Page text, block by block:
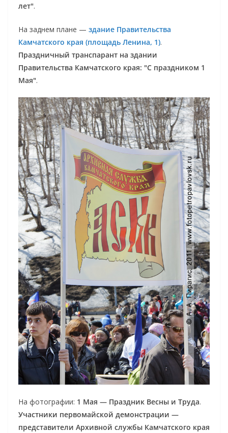
лет".
На заднем плане — здание Правительства
Камчатского края (площадь Ленина, 1).
Праздничный транспарант на здании
Правительства Камчатского края: "С праздником 1
Мая".
На фотографии: 1 Мая — Праздник Весны и Труда.
Участники первомайской демонстрации —
представители Архивной службы Камчатского края